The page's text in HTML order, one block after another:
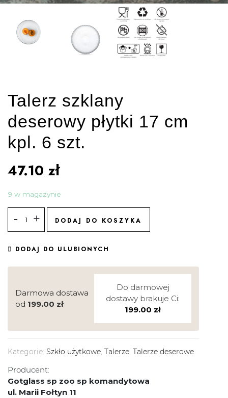
Talerz szklany
deserowy płytki 17 cm
kpl. 6 szt.
47.10 zł
9 w magazynie
DODAJ DO KOSZYKA
DODAJ DO ULUBIONYCH
Darmowa dostawa
od 199.00 zł
Do darmowej
dostawy brakuje Ci:
199.00 zł
Kategorie: Szkło użytkowe, Talerze, Talerze deserowe
Producent:
Gotglass sp zoo sp komandytowa
ul. Marii Fołtyn 11